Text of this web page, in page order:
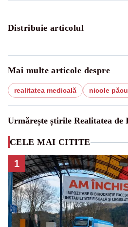
Distribuie articolul
Mai multe articole despre
realitatea medicală nicole
Urmărește știrile Realitatea de
CELE MAI CITITE
1